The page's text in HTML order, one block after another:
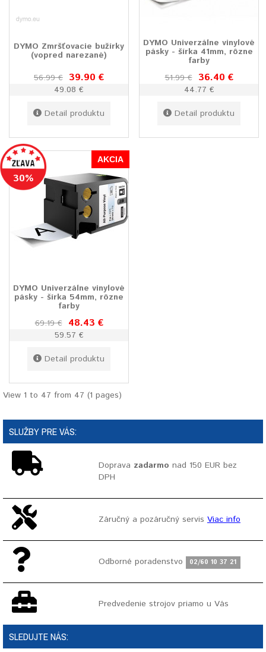
DYMO Zmršťovacie bužírky
(vopred narezané)
56.99 € 39.90 €
49.08 €
Detail produktu
DYMO Univerzálne vinylové
pásky - šírka 41mm, rôzne
farby
51.99 € 36.40 €
44.77 €
Detail produktu
30%
AKCIA
DYMO Univerzálne vinylové
pásky - šírka 54mm, rôzne
farby
69.19 € 48.43 €
59.57 €
Detail produktu
View 1 to 47 from 47 (1 pages)
SLUŽBY PRE VÁS:
Doprava zadarmo nad 150 EUR bez
DPH
Záručný a pozáručný servis Viac info
Odborné poradenstvo 02/60 10 37 21
Predvedenie strojov priamo u Vás
SLEDUJTE NÁS: